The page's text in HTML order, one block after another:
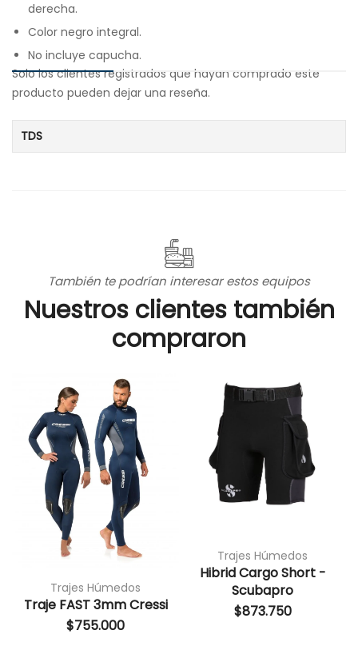
derecha.
Color negro integral.
No incluye capucha.
Solo los clientes registrados que hayan comprado este
producto pueden dejar una reseña.
TDS
También te podrían interesar estos equipos
Nuestros clientes también
compraron
Trajes Húmedos
Traje FAST 3mm Cressi
$755.000
Trajes Húmedos
Hibrid Cargo Short -
Scubapro
$873.750